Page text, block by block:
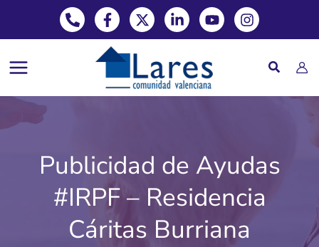
contenido
Phone-alt Facebook-f X-twitter Linkedin-in Youtube Instagram
Publicidad de Ayudas
#IRPF – Residencia
Cáritas Burriana